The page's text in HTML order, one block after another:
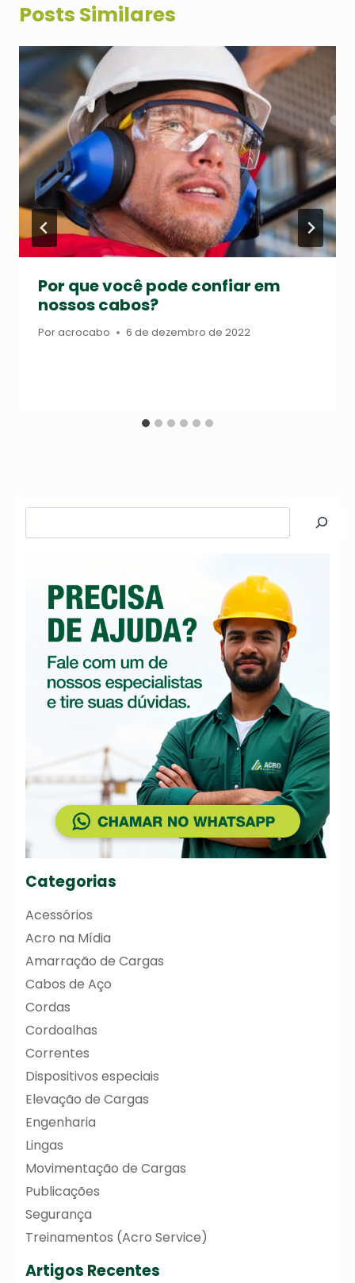
Posts Similares
Por que você pode confiar em
nossos cabos?
Poracrocabo 6 de dezembro de 2022
Categorias
Acessórios
Acro na Mídia
Amarração de Cargas
Cabos de Aço
Cordas
Cordoalhas
Correntes
Dispositivos especiais
Elevação de Cargas
Engenharia
Lingas
Movimentação de Cargas
Publicações
Segurança
Treinamentos (Acro Service)
Artigos Recentes